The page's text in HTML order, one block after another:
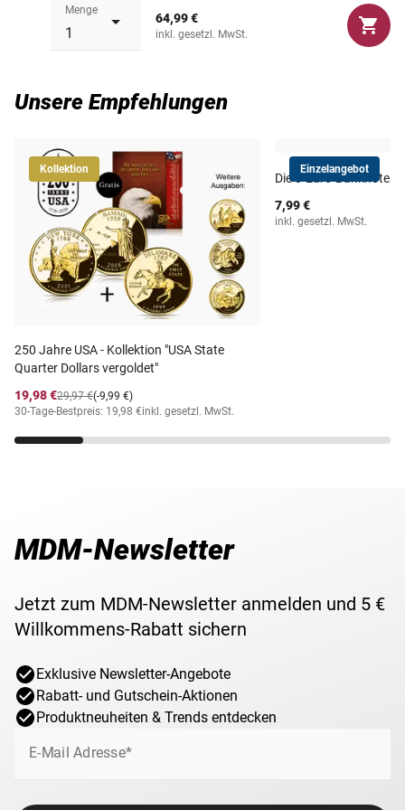
Menge
64,99 €
inkl. gesetzl. MwSt.
Unsere Empfehlungen
Kollektion
250 Jahre USA - Kollektion "USA State
Quarter Dollars vergoldet"
19,98 €
(-9,99 €)
29,97 €
30-Tage-Bestpreis: 19,98 €inkl. gesetzl. MwSt.
Einzelangebot
Die 0-Euro-Banknote
7,99 €
inkl. gesetzl. MwSt.
MDM-Newsletter
Jetzt zum MDM-Newsletter anmelden und 5 €
Willkommens-Rabatt sichern
Exklusive Newsletter-Angebote
Rabatt- und Gutschein-Aktionen
Produktneuheiten & Trends entdecken
E-Mail Adresse*